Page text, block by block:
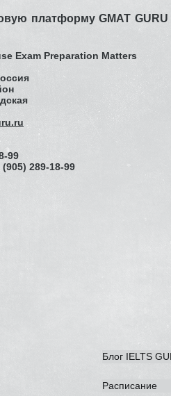
платформу GMAT GURU
Exam Preparation Matters
99
289-18-99
Блог IELTS
Расписание